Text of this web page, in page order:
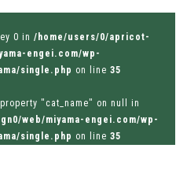
合わせ
お気軽にどうぞ
8221
0 in /home/users/0/apricot-
engei.com/wp-
single.php on line 35
"cat_name" on null in
web/miyama-engei.com/wp-
single.php on line 35